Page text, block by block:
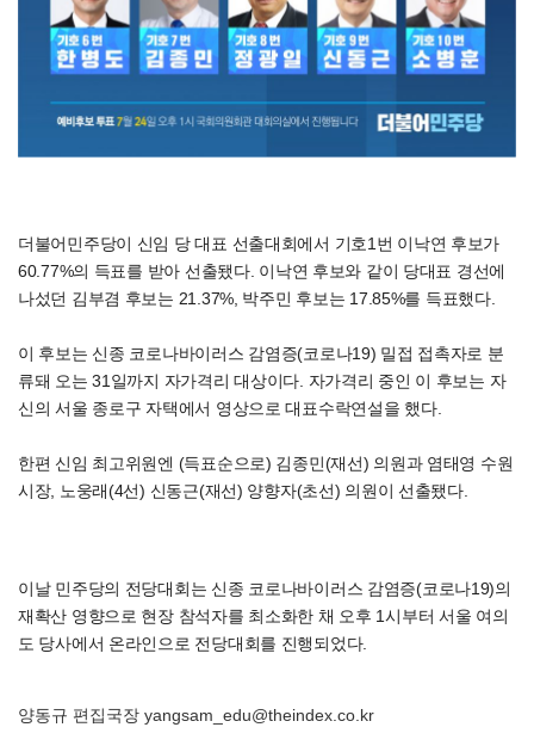
더불어민주당이 신임 당 대표 선출대회에서 기호1번 이낙연 후보가
60.77%의 득표를 받아 선출됐다. 이낙연 후보와 같이 당대표 경선에
나섰던 김부겸 후보는 21.37%, 박주민 후보는 17.85%를 득표했다.
이 후보는 신종 코로나바이러스 감염증(코로나19) 밀접 접촉자로 분
류돼 오는 31일까지 자가격리 대상이다. 자가격리 중인 이 후보는 자
신의 서울 종로구 자택에서 영상으로 대표수락연설을 했다.
한편 신임 최고위원엔 (득표순으로) 김종민(재선) 의원과 염태영 수원
시장, 노웅래(4선) 신동근(재선) 양향자(초선) 의원이 선출됐다.
이날 민주당의 전당대회는 신종 코로나바이러스 감염증(코로나19)의
재확산 영향으로 현장 참석자를 최소화한 채 오후 1시부터 서울 여의
도 당사에서 온라인으로 전당대회를 진행되었다.
양동규 편집국장 yangsam_edu@theindex.co.kr